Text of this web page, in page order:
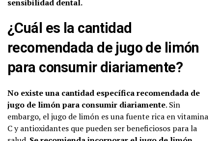
sensibilidad dental.
¿Cuál es la cantidad
recomendada de jugo de limón
para consumir diariamente?
No existe una cantidad específica recomendada de
jugo de limón para consumir diariamente. Sin
embargo, el jugo de limón es una fuente rica en vitamina
C y antioxidantes que pueden ser beneficiosos para la